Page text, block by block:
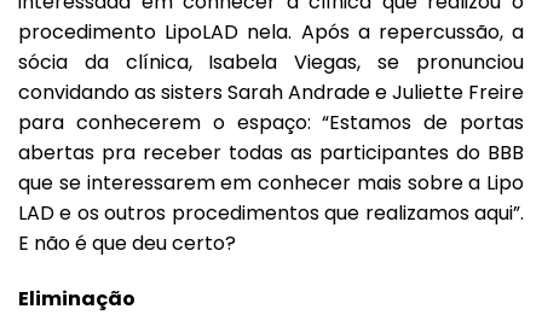
procedimento LipoLAD nela. Após a repercussão, a
sócia da clínica, Isabela Viegas, se pronunciou
convidando as sisters Sarah Andrade e Juliette Freire
para conhecerem o espaço: “Estamos de portas
abertas pra receber todas as participantes do BBB
que se interessarem em conhecer mais sobre a Lipo
LAD e os outros procedimentos que realizamos aqui”.
E não é que deu certo?
Eliminação